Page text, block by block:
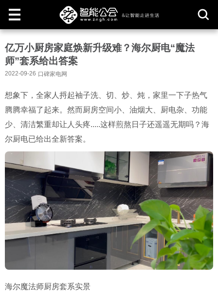
亿万小厨房家庭焕新升级难？海尔厨电“魔法
师”套系给出答案
2022-09-26 口碑家电网
想象下，全家人捋起袖子洗、切、炒、炖，家里一下子热气
腾腾幸福了起来。然而厨房空间小、油烟大、厨电杂、功能
少、清洁繁重却让人头疼.....这样煎熬日子还遥遥无期吗？海
尔厨电已给出全新答案。
海尔魔法师厨房套系实景